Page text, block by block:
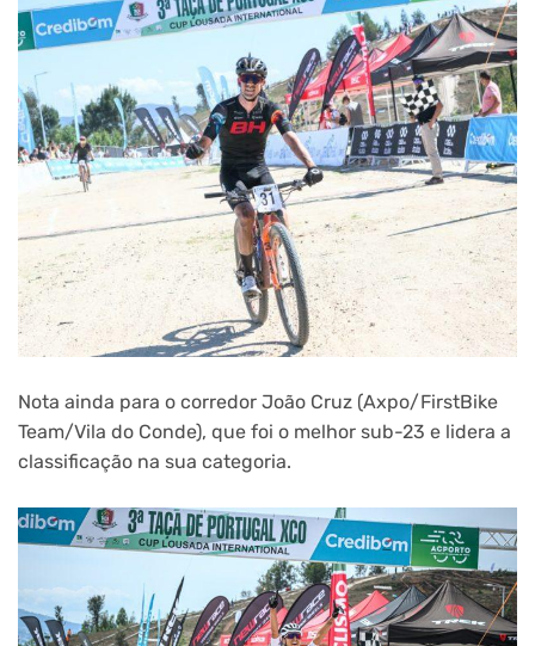
Nota ainda para o corredor João Cruz (Axpo/FirstBike
Team/Vila do Conde), que foi o melhor sub-23 e lidera a
classificação na sua categoria.